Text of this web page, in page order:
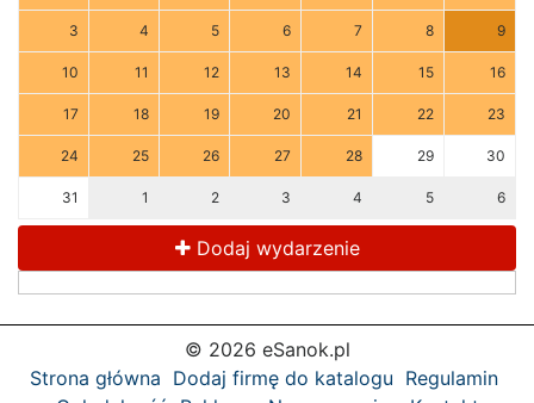
3 4 5 6 7 8 9
10 11 12 13 14 15 16
17 18 19 20 21 22 23
24 25 26 27 28 29 30
31 1 2 3 4 5 6
Dodaj wydarzenie
© 2026 eSanok.pl
Strona główna Dodaj firmę do katalogu Regulamin